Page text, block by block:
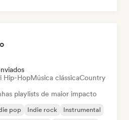
Hip-HopMúsica clássicaCountry
playlists de maior impacto
pop Indie rock
Instrumental